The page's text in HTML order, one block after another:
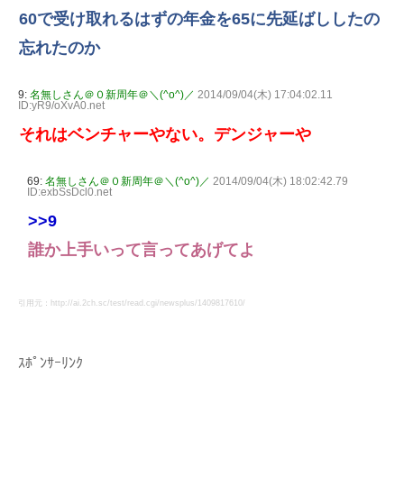
60で受け取れるはずの年金を65に先延ばししたの
忘れたのか
9: 名無しさん＠０新周年＠＼(^o^)／ 2014/09/04(木) 17:04:02.11
ID:yR9/oXvA0.net
それはベンチャーやない。デンジャーや
69: 名無しさん＠０新周年＠＼(^o^)／ 2014/09/04(木) 18:02:42.79
ID:exbSsDcl0.net
>>9
誰か上手いって言ってあげてよ
引用元：http://ai.2ch.sc/test/read.cgi/newsplus/1409817610/
ｽﾎﾟﾝｻｰﾘﾝｸ